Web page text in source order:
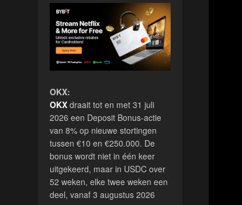
OKX:
OKXdraait tot en met 31 juli
2026 een Deposit Bonus-actie
van 8% op nieuwe stortingen
tussen €10 en €250.000. De
bonus wordt niet in één keer
uitgekeerd, maar in USDC over
52 weken, elke twee weken een
deel, vanaf 3 augustus 2026